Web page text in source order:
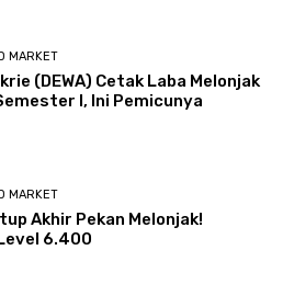
MARKET
(DEWA) Cetak Laba Melonjak
I, Ini Pemicunya
MARKET
Akhir Pekan Melonjak!
6.400